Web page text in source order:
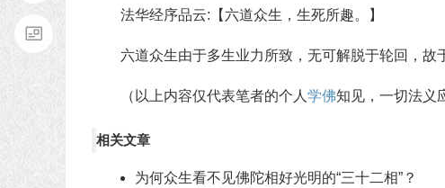
法华经序品云:【六道众生，生死所趣。】
六道众生由于多生业力所致，无可解脱于轮回，故
（以上内容仅代表笔者的个人 学佛知见，一切法义
相关文章
为何众生看不见佛陀相好光明的“三十二相”？